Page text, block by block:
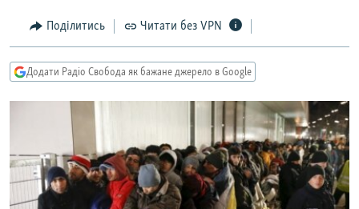
СПОРТ
СВІТ
ТИ ЯК?
КИТАЙ.ВИКЛИКИ
МУЛЬТИМЕДІА
СПЕЦПРОЄКТИ
ПОДКАСТИ
Поділитись Читати без VPN
Додати Радіо Свобода як бажане джерело в Google